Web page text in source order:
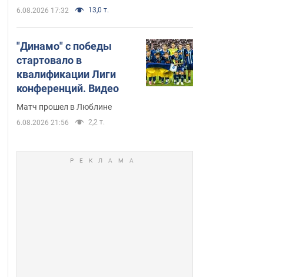
6.08.2026 17:32 13,0 т.
"Динамо" с победы
стартовало в
квалификации Лиги
конференций. Видео
Матч прошел в Люблине
6.08.2026 21:56 2,2 т.